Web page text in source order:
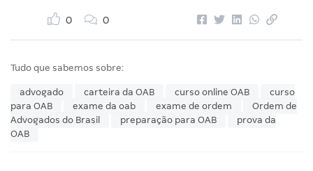
0 0
Tudo que sabemos sobre:
advogado carteira da OAB curso online OAB
curso
para OAB
exame da oab exame de ordem
Ordem de
Advogados do Brasil
preparação para OAB
prova da
OAB